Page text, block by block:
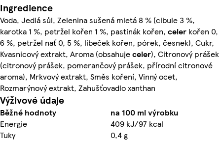
Ingredience
Voda, Jedlá sůl, Zelenina sušená mletá 8 % (cibule 3 %,
karotka 1 %, petržel kořen 1 %, pastinák kořen, celer kořen 0,
6 %, petržel nať 0, 5 %, libeček kořen, pórek, česnek), Cukr,
Kvasnicový extrakt, Aroma (obsahujeceler), Citronový prášek
(citronový prášek, pomerančový prášek, přírodní citronové
aroma), Mrkvový extrakt, Směs koření, Vinný ocet,
Rozmarýnový extrakt, Zahušťovadlo xanthan
Výživové údaje
Běžné hodnoty
na 100 ml výrobku
Energie
409 kJ/97 kcal
Tuky
0,4 g